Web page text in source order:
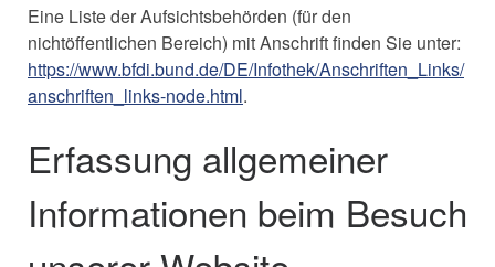
Eine Liste der Aufsichtsbehörden (für den
nichtöffentlichen Bereich) mit Anschrift finden Sie unter:
https://www.bfdi.bund.de/DE/Infothek/Anschriften_Links/
anschriften_links-node.html.
Erfassung allgemeiner
Informationen beim Besuch